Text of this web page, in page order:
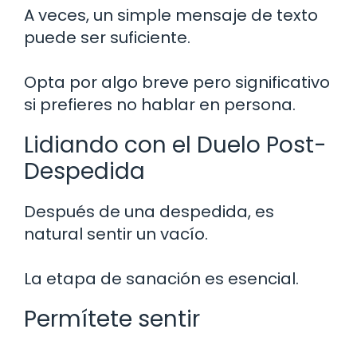
A veces, un simple mensaje de texto
puede ser suficiente.
Opta por algo breve pero significativo
si prefieres no hablar en persona.
Lidiando con el Duelo Post-
Despedida
Después de una despedida, es
natural sentir un vacío.
La etapa de sanación es esencial.
Permítete sentir